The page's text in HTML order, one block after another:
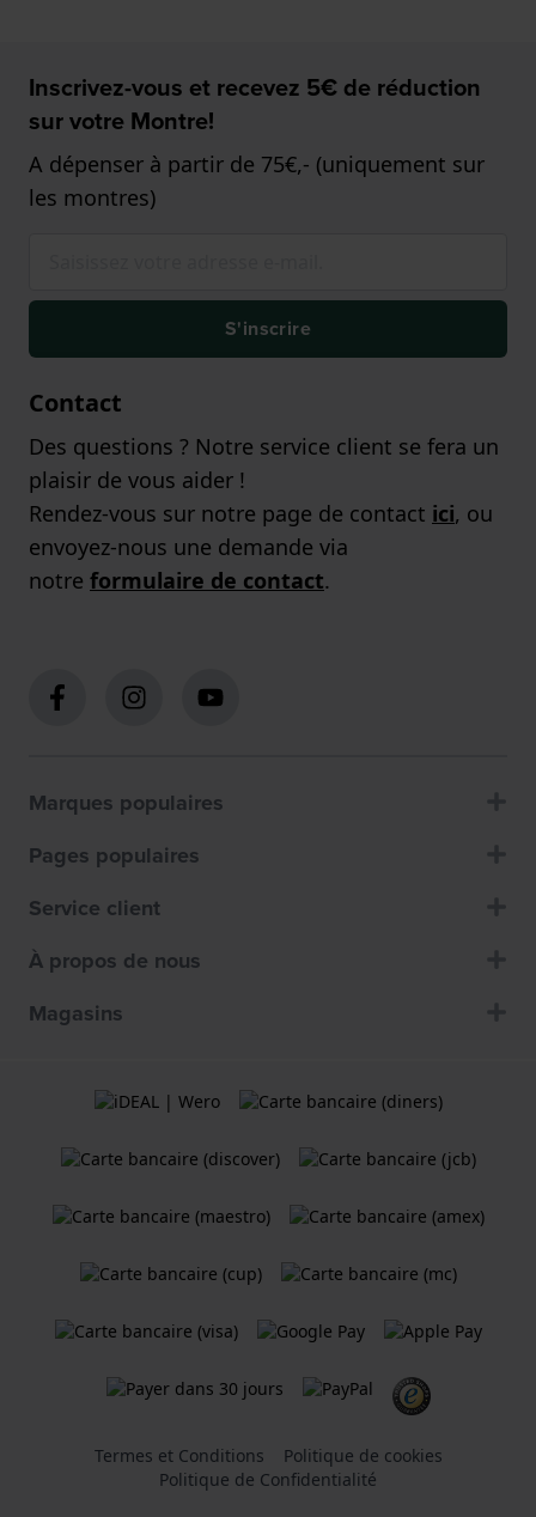
Inscrivez-vous et recevez 5€ de réduction
sur votre Montre!
A dépenser à partir de 75€,- (uniquement sur
les montres)
S'inscrire
Contact
Des questions ? Notre service client se fera un
plaisir de vous aider !
Rendez-vous sur notre page de contact ici, ou
envoyez-nous une demande via
notre formulaire de contact.
Marques populaires
Pages populaires
Service client
À propos de nous
Magasins
Termes et Conditions
Politique de cookies
Politique de Confidentialité